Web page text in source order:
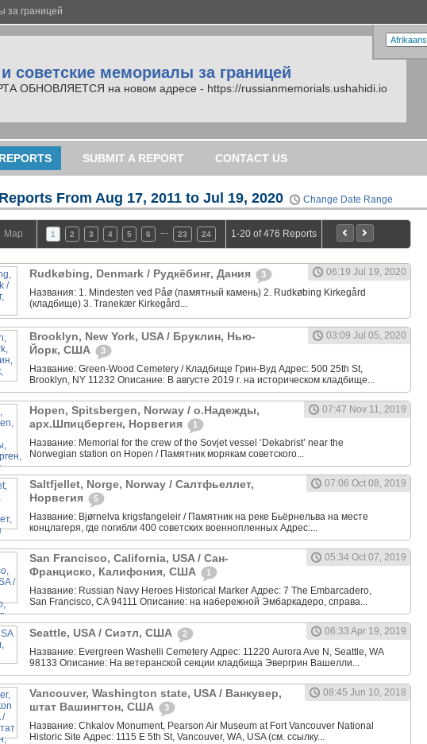
за границей
советские мемориалы за границей
ОБНОВЛЯЕТСЯ на новом адресе - https://russianmemorials.ushahidi.io
REPORTS SUBMIT A REPORT CONTACT US
From Aug 17, 2011 to Jul 19, 2020 Change Date Range
Map 1 2 3 4 5 6 23 24 1-20 of 476 Reports
Rudkøbing, Denmark / Рудкёбинг, Дания 3
06:19 Jul 19, 2020
Названия: 1. Mindesten ved Påø (памятный камень) 2. Rudkøbing Kirkegård
(кладбище) 3. Tranekær Kirkegård...
Brooklyn, New York, USA / Бруклин, Нью-
Йорк, США
3
03:09 Jul 05, 2020
Название: Green-Wood Cemetery / Кладбище Грин-Вуд Адрес: 500 25th St,
Brooklyn, NY 11232 Описание: В августе 2019 г. на историческом кладбище...
Hopen, Spitsbergen, Norway / о.Надежды,
арх.Шпицберген, Норвегия
1
07:47 Nov 11, 2019
Название: Memorial for the crew of the Sovjet vessel ‘Dekabrist’ near the
Norwegian station on Hopen / Памятник морякам советского...
Saltfjellet, Norge, Norway / Салтфьеллет,
Норвегия
5
07:06 Oct 08, 2019
Название: Bjørnelva krigsfangeleir / Памятник на реке Бьёрнельва на месте
концлагеря, где погибли 400 советских военнопленных Адрес:...
San Francisco, California, USA / Сан-
Франциско, Калифония, США
1
05:34 Oct 07, 2019
Название: Russian Navy Heroes Historical Marker Адрес: 7 The Embarcadero,
San Francisco, CA 94111 Описание: на набережной Эмбаркадеро, справа...
Seattle, USA / Сиэтл, США 2
06:33 Apr 19, 2019
Название: Evergreen Washelli Cemetery Адрес: 11220 Aurora Ave N, Seattle, WA
98133 Описание: На ветеранской секции кладбища Эвергрин Вашелли...
Vancouver, Washington state, USA / Ванкувер,
штат Вашингтон, США
3
08:45 Jun 10, 2018
Название: Chkalov Monument, Pearson Air Museum at Fort Vancouver National
Historic Site Адрес: 1115 E 5th St, Vancouver, WA, USA (см. ссылку...